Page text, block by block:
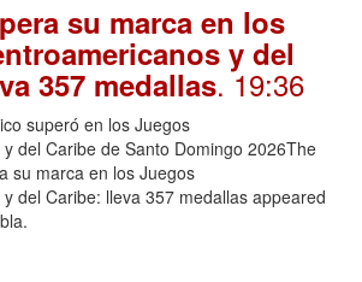
su marca en los
y del
357 medallas. 19:36
superó en los Juegos
del Caribe de Santo Domingo 2026The
su marca en los Juegos
del Caribe: lleva 357 medallas appeared